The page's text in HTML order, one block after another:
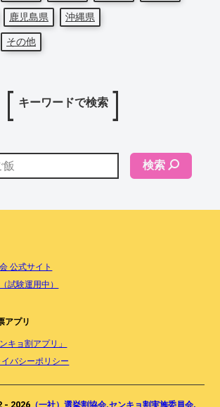
鹿児島県
沖縄県
その他
キーワードで検索
検索
公式サイト
試験運用中）
アプリ
キョ割アプリ」
バシーポリシー
- 2026 （一社）選挙割協会,センキョ割実施委員会.